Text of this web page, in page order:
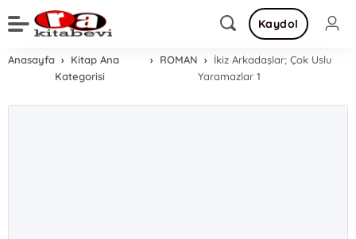
Kaydol
Anasayfa
Kitap Ana
Kategorisi
ROMAN
İkiz Arkadaşlar; Çok Uslu
Yaramazlar 1